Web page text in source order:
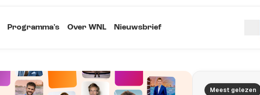
Programma's Over WNL Nieuwsbrief
Meest gelezen